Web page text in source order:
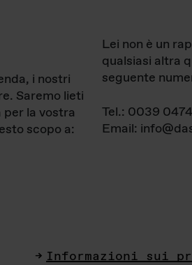
i nostri
Saremo lieti
la vostra
scopo a:
Lei non è un
qualsiasi altra
seguente
Tel.: 0039
Email:
Informazioni sui